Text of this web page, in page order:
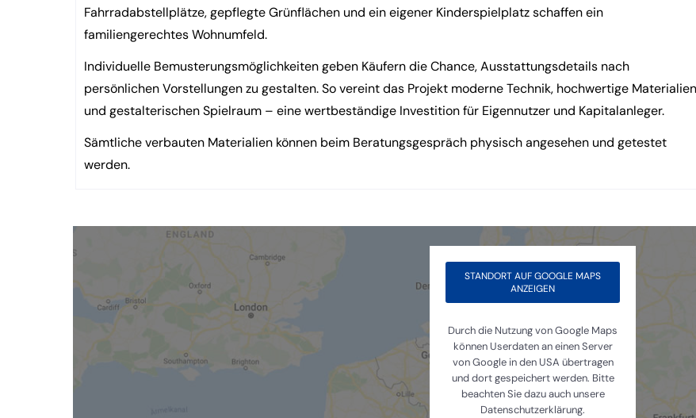
Fahrradabstellplätze, gepflegte Grünflächen und ein eigener Kinderspielplatz schaffen ein
familiengerechtes Wohnumfeld.
Individuelle Bemusterungsmöglichkeiten geben Käufern die Chance, Ausstattungsdetails nach
persönlichen Vorstellungen zu gestalten. So vereint das Projekt moderne Technik, hochwertige Materialien
und gestalterischen Spielraum – eine wertbeständige Investition für Eigennutzer und Kapitalanleger.
Sämtliche verbauten Materialien können beim Beratungsgespräch physisch angesehen und getestet
werden.
STANDORT AUF GOOGLE MAPS
ANZEIGEN
Durch die Nutzung von Google Maps
können Userdaten an einen Server
von Google in den USA übertragen
und dort gespeichert werden. Bitte
beachten Sie dazu auch unsere
Datenschutzerklärung.